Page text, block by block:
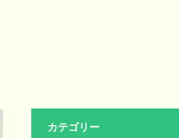
カテゴリー